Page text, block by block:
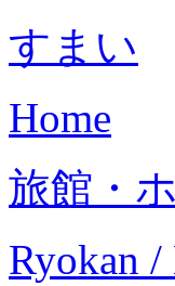
すまい
Home
旅館・
Ryokan /